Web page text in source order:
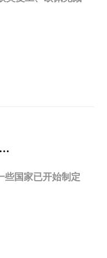
些国家已开始制定